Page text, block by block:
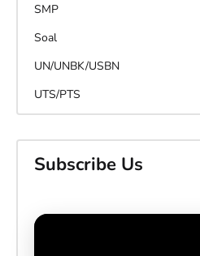
SMP
Soal
UN/UNBK/USBN
UTS/PTS
Subscribe Us